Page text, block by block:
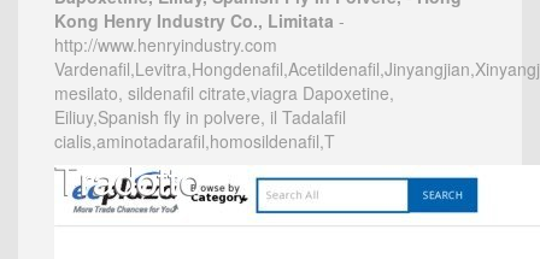
Kong Henry Industry Co., Limitata -
http://www.henryindustry.com
mesilato, sildenafil citrate,viagra Dapoxetine,
Eiliuy,Spanish fly in polvere, il Tadalafil
cialis,aminotadarafil,homosildenafil,T